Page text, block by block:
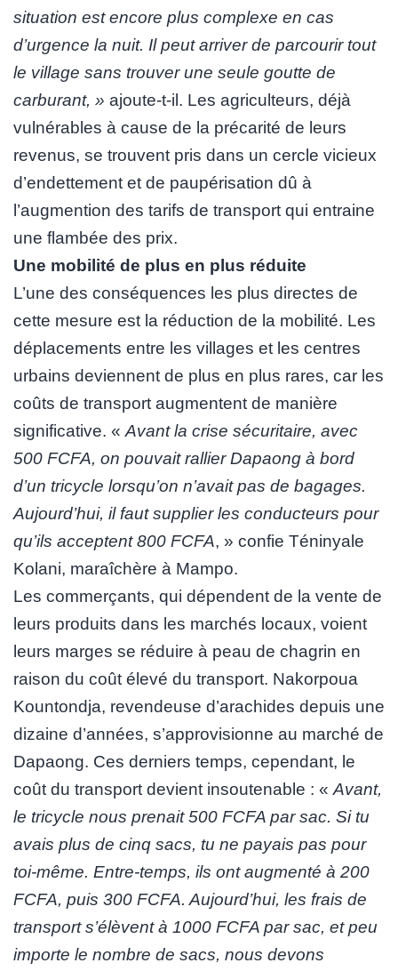
situation est encore plus complexe en cas
d’urgence la nuit. Il peut arriver de parcourir tout
le village sans trouver une seule goutte de
carburant, » ajoute-t-il. Les agriculteurs, déjà
vulnérables à cause de la précarité de leurs
revenus, se trouvent pris dans un cercle vicieux
d’endettement et de paupérisation dû à
l’augmention des tarifs de transport qui entraine
une flambée des prix.
Une mobilité de plus en plus réduite
L’une des conséquences les plus directes de
cette mesure est la réduction de la mobilité. Les
déplacements entre les villages et les centres
urbains deviennent de plus en plus rares, car les
coûts de transport augmentent de manière
significative. « Avant la crise sécuritaire, avec
500 FCFA, on pouvait rallier Dapaong à bord
d’un tricycle lorsqu’on n’avait pas de bagages.
Aujourd’hui, il faut supplier les conducteurs pour
qu’ils acceptent 800 FCFA, » confie Téninyale
Kolani, maraîchère à Mampo.
Les commerçants, qui dépendent de la vente de
leurs produits dans les marchés locaux, voient
leurs marges se réduire à peau de chagrin en
raison du coût élevé du transport. Nakorpoua
Kountondja, revendeuse d’arachides depuis une
dizaine d’années, s’approvisionne au marché de
Dapaong. Ces derniers temps, cependant, le
coût du transport devient insoutenable : « Avant,
le tricycle nous prenait 500 FCFA par sac. Si tu
avais plus de cinq sacs, tu ne payais pas pour
toi-même. Entre-temps, ils ont augmenté à 200
FCFA, puis 300 FCFA. Aujourd’hui, les frais de
transport s’élèvent à 1000 FCFA par sac, et peu
importe le nombre de sacs, nous devons